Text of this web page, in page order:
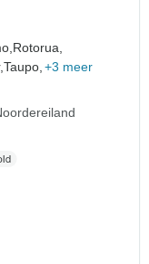
Rotorua,
Taupo, +3 meer